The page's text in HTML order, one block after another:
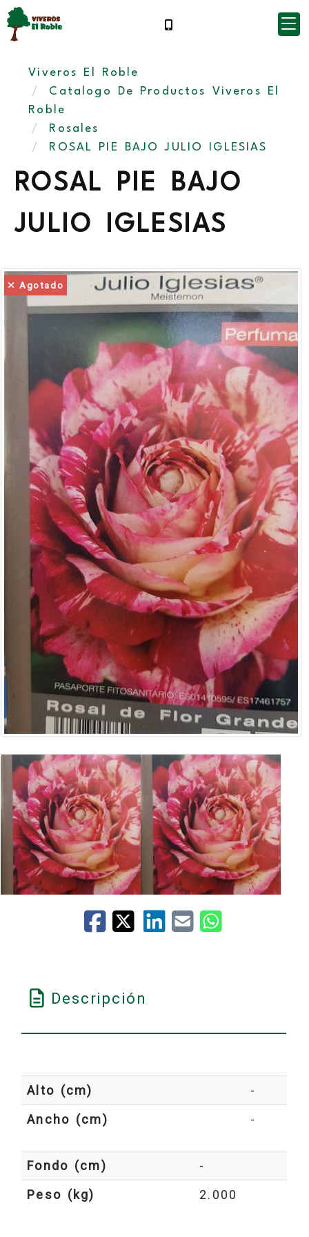
Viveros El Roble
Catalogo De Productos Viveros El
Roble
Rosales
ROSAL PIE BAJO JULIO IGLESIAS
ROSAL PIE BAJO
JULIO IGLESIAS
Agotado
Descripción
Alto (cm)
-
Ancho (cm)
-
Fondo (cm)
-
Peso (kg)
2.000